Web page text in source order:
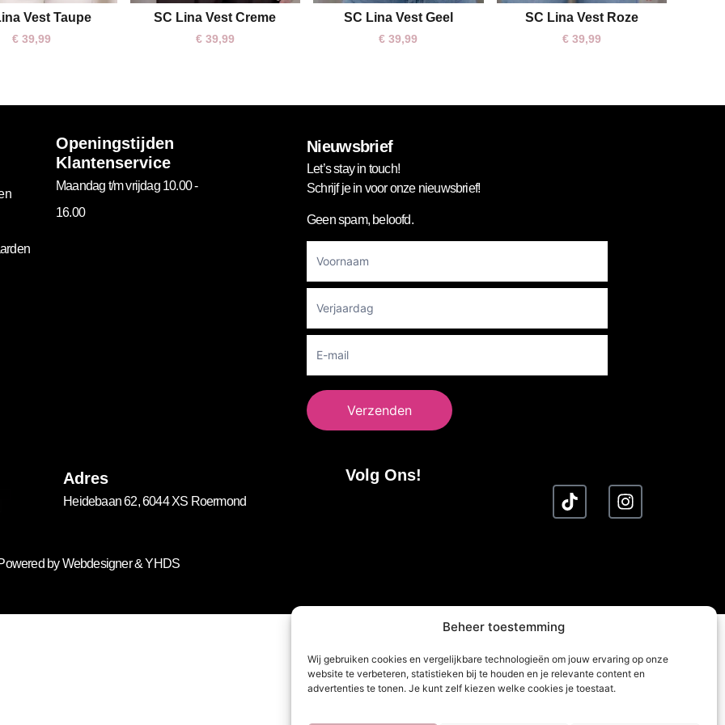
Beheer toestemming
Wij gebruiken cookies en vergelijkbare technologieën om jouw ervaring op onze
website te verbeteren, statistieken bij te houden en je relevante content en
advertenties te tonen. Je kunt zelf kiezen welke cookies je toestaat.
One size
Vest Taupe
€ 39,99
One size
SC Lina Vest Creme
€39,99
One size
SC Lina Vest Geel
€ 39,99
One size
SC Lina Vest Roze
€39,99
Openingstijden
Klantenservice
Maandag t/m vrijdag 10.00 -
16.00
Nieuwsbrief
Let’s stay in touch!
Schrijf je in voor onze nieuwsbrief!
Geen spam, beloofd.
Newsletter
Verzenden
Adres
Heidebaan 62, 6044 XS Roermond
Volg Ons!
byWebdesigner&YHDS